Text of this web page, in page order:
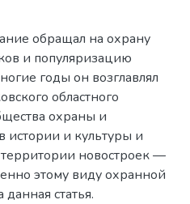
обращал на охрану
и популяризацию
годы он возглавлял
областного
охраны и
истории и культуры и
новостроек —
этому виду охранной
статья.